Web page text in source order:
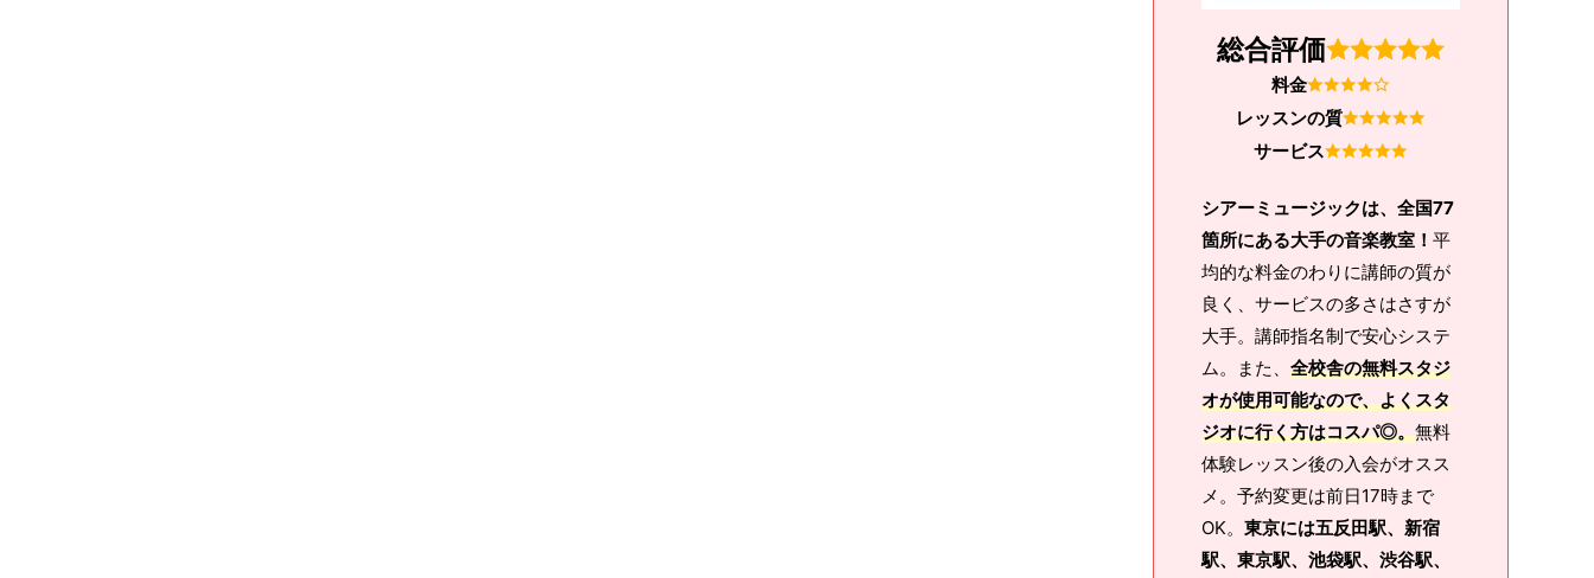
総合評価
料金
レッスンの質
サービス
シアーミュージックは、全国77
箇所にある大手の音楽教室！ 平
均的な料金のわりに講師の質が
良く、サービスの多さはさすが
大手。講師指名制で安心システ
ム。また、 全校舎の無料スタジ
オが使用可能なので、よくスタ
ジオに行く方はコスパ◎。無料
体験レッスン後の入会がオスス
メ。予約変更は前日17時まで
OK。 東京には五反田駅、新宿
駅、東京駅、池袋駅、渋谷駅、